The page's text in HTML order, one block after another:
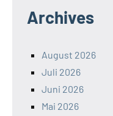
Archives
August 2026
Juli 2026
Juni 2026
Mai 2026